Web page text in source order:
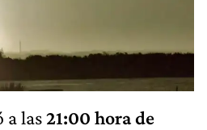
a las21:00 hora de